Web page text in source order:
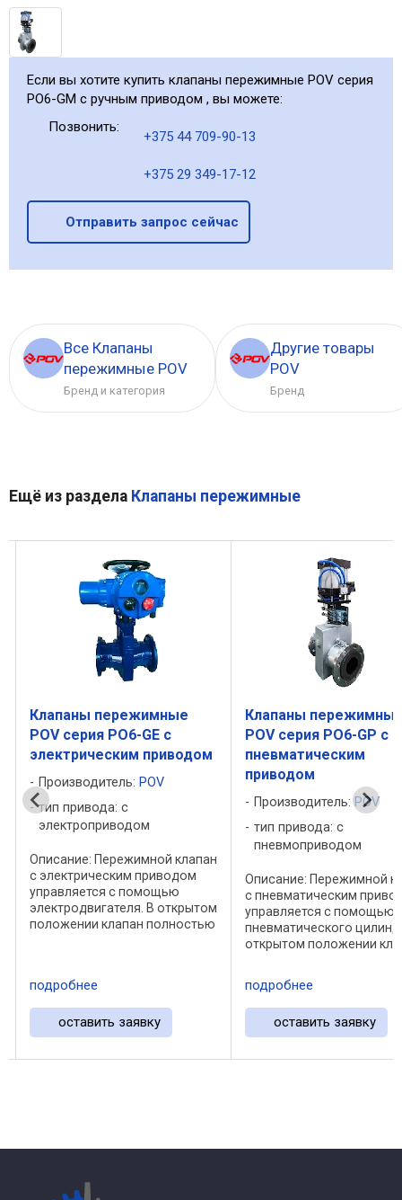
Если вы хотите купить клапаны пережимные POV серия
PO6-GM с ручным приводом , вы можете:
Позвонить:
+375 44 709-90-13
+375 29 349-17-12
Отправить запрос сейчас
Все Клапаны
пережимные POV
Бренд и категория
Другие товары
POV
Бренд
Ещё из раздела Клапаны пережимные
Клапаны пережимные
POV серия PO6-GE с
электрическим приводом
Производитель: POV
тип привода: с
электроприводом
Описание: Пережимной клапан
с электрическим приводом
управляется с помощью
электродвигателя. В открытом
положении клапан полностью
прижимают втулку клапана к
осевой линии. ...
подробнее
оставить заявку
Клапаны
POV серия PO6-GP с
пневматическим
приводом
Производитель:POV
тип привода: с
пневмоприводом
Описание: Пережимной
с пневматическим
управляется с помощью
пневматического
открытом положении
ограничения потока. При
закрытии два зажимных
стержня прижимают
клапана к осевой линии. ...
подробнее
оставить заявку